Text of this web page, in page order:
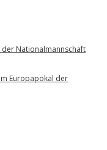
Nationalmannschaft
Europapokal der